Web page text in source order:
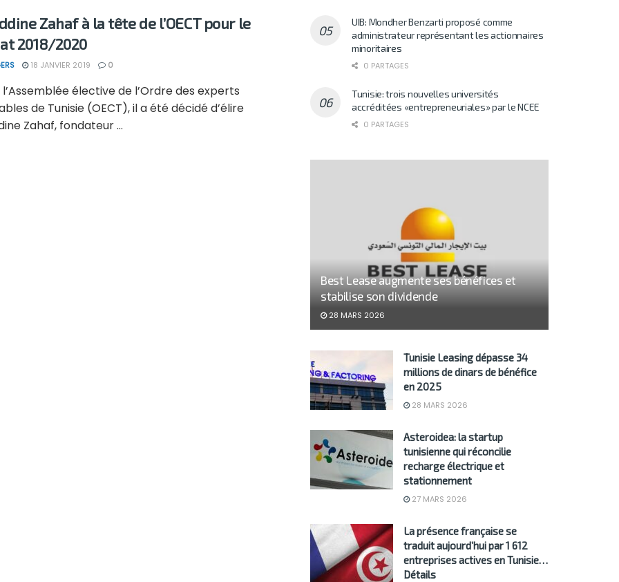
Zahaf à la tête de l’OECT pour le
2018/2020
18 JANVIER 2019 0
l’Assemblée élective de l’Ordre des experts
de Tunisie (OECT), il a été décidé d’élire
Zahaf, fondateur ...
UIB: Mondher Benzarti proposé comme
administrateur représentant les actionnaires
minoritaires
0 PARTAGES
Tunisie: trois nouvelles universités
accréditées «entrepreneuriales» par le NCEE
0 PARTAGES
Best Lease augmente ses bénéfices et
stabilise son dividende
28 MARS 2026
Tunisie Leasing dépasse 34
millions de dinars de bénéfice
en 2025
28 MARS 2026
Asteroidea: la startup
tunisienne qui réconcilie
recharge électrique et
stationnement
27 MARS 2026
La présence française se
traduit aujourd’hui par 1 612
entreprises actives en Tunisie…
Détails